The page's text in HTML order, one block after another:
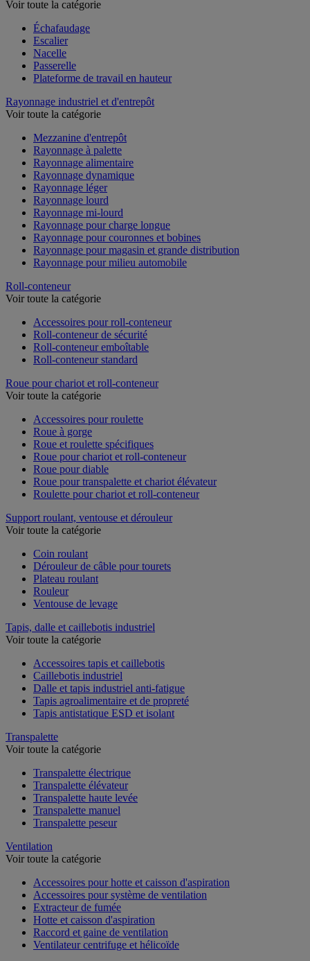
Voir toute la catégorie
Échafaudage
Escalier
Nacelle
Passerelle
Plateforme de travail en hauteur
Rayonnage industriel et d'entrepôt
Voir toute la catégorie
Mezzanine d'entrepôt
Rayonnage à palette
Rayonnage alimentaire
Rayonnage dynamique
Rayonnage léger
Rayonnage lourd
Rayonnage mi-lourd
Rayonnage pour charge longue
Rayonnage pour couronnes et bobines
Rayonnage pour magasin et grande distribution
Rayonnage pour milieu automobile
Roll-conteneur
Voir toute la catégorie
Accessoires pour roll-conteneur
Roll-conteneur de sécurité
Roll-conteneur emboîtable
Roll-conteneur standard
Roue pour chariot et roll-conteneur
Voir toute la catégorie
Accessoires pour roulette
Roue à gorge
Roue et roulette spécifiques
Roue pour chariot et roll-conteneur
Roue pour diable
Roue pour transpalette et chariot élévateur
Roulette pour chariot et roll-conteneur
Support roulant, ventouse et dérouleur
Voir toute la catégorie
Coin roulant
Dérouleur de câble pour tourets
Plateau roulant
Rouleur
Ventouse de levage
Tapis, dalle et caillebotis industriel
Voir toute la catégorie
Accessoires tapis et caillebotis
Caillebotis industriel
Dalle et tapis industriel anti-fatigue
Tapis agroalimentaire et de propreté
Tapis antistatique ESD et isolant
Transpalette
Voir toute la catégorie
Transpalette électrique
Transpalette élévateur
Transpalette haute levée
Transpalette manuel
Transpalette peseur
Ventilation
Voir toute la catégorie
Accessoires pour hotte et caisson d'aspiration
Accessoires pour système de ventilation
Extracteur de fumée
Hotte et caisson d'aspiration
Raccord et gaine de ventilation
Ventilateur centrifuge et hélicoïde